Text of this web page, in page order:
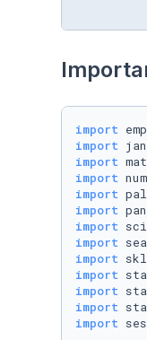
import
import
import
import
import
import
import
import
import
import
import
import
import